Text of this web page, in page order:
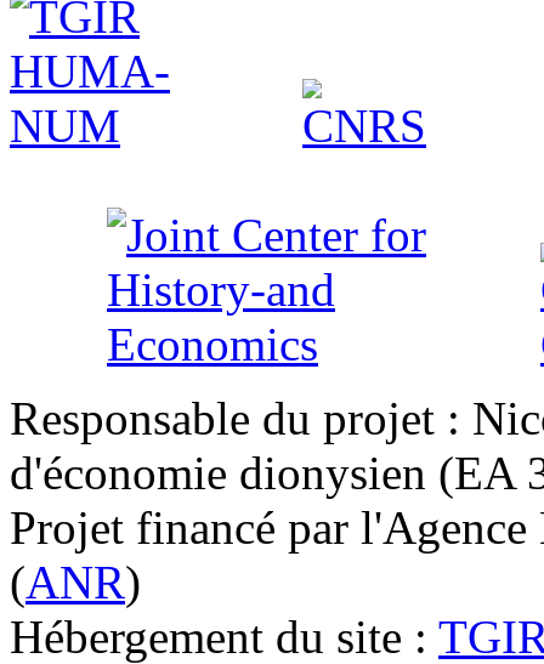
Responsable du projet :
d'économie dionysien
Projet financé par l'Agence
(ANR)
Hébergement du site :